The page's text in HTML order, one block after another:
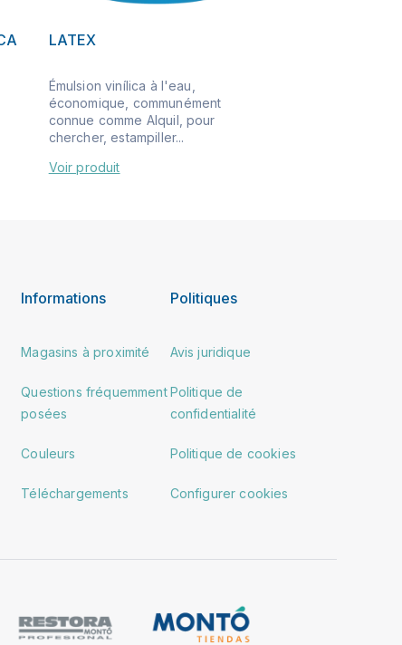
LATEX
Émulsion vinílica à l'eau,
économique, communément
connue comme Alquil, pour
chercher, estampiller...
Voir produit
Informations
Magasins à proximité
Questions fréquemment
posées
Couleurs
Téléchargements
Politiques
Avis juridique
Politique de
confidentialité
Politique de cookies
Configurer cookies